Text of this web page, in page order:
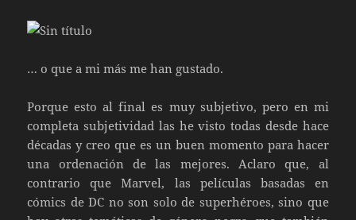
… o que a mi más me han gustado.
Porque esto al final es muy subjetivo, pero en mi
completa subjetividad las he visto todas desde hace
décadas y creo que es un buen momento para hacer
una ordenación de las mejores. Aclaro que, al
contrario que Marvel, las películas basadas en
cómics de DC no son solo de superhéroes, sino que